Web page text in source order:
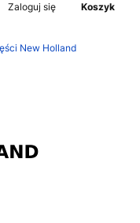
Zaloguj się Koszyk
New Holland